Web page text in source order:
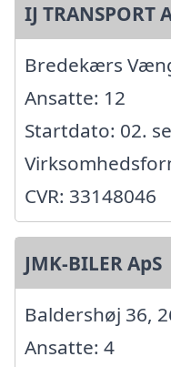
IJ TRANSPORT
Bredekærs
Ansatte: 12
Startdato: 02.
CVR: 33148046
JMK-BILER ApS
Baldershøj 36,
Ansatte: 4